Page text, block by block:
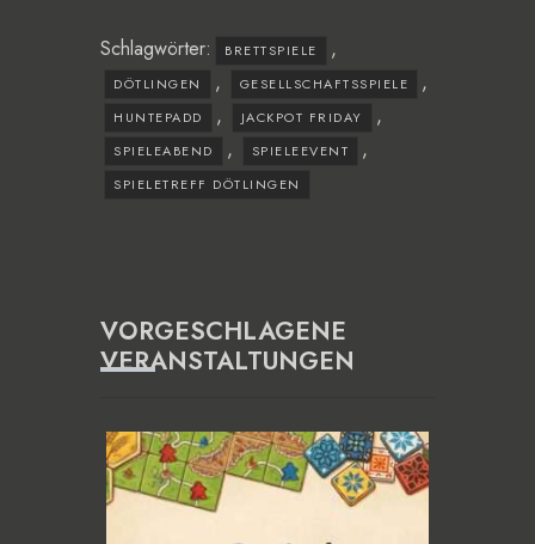
Schlagwörter: BRETTSPIELE ,
DÖTLINGEN , GESELLSCHAFTSSPIELE ,
HUNTEPADD , JACKPOT FRIDAY ,
SPIELEABEND , SPIELEEVENT ,
SPIELETREFF DÖTLINGEN
VORGESCHLAGENE
VERANSTALTUNGEN